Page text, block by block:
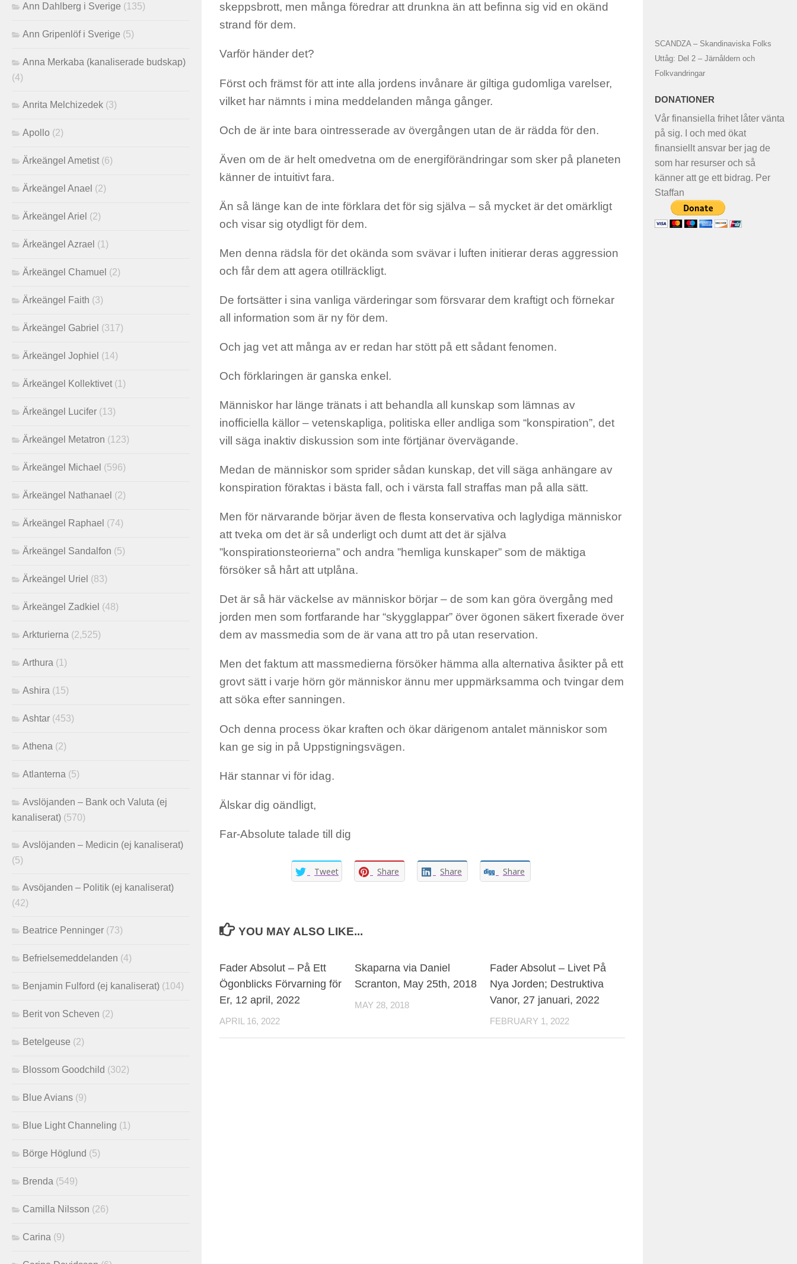
skeppsbrott, men många föredrar att drunkna än att befinna sig vid en okänd
strand för dem.
Varför händer det?
Först och främst för att inte alla jordens invånare är giltiga gudomliga varelser,
vilket har nämnts i mina meddelanden många gånger.
Och de är inte bara ointresserade av övergången utan de är rädda för den.
Även om de är helt omedvetna om de energiförändringar som sker på planeten
känner de intuitivt fara.
Än så länge kan de inte förklara det för sig själva – så mycket är det omärkligt
och visar sig otydligt för dem.
Men denna rädsla för det okända som svävar i luften initierar deras aggression
och får dem att agera otillräckligt.
De fortsätter i sina vanliga värderingar som försvarar dem kraftigt och förnekar
all information som är ny för dem.
Och jag vet att många av er redan har stött på ett sådant fenomen.
Och förklaringen är ganska enkel.
Människor har länge tränats i att behandla all kunskap som lämnas av
inofficiella källor – vetenskapliga, politiska eller andliga som “konspiration”, det
vill säga inaktiv diskussion som inte förtjänar övervägande.
Medan de människor som sprider sådan kunskap, det vill säga anhängare av
konspiration föraktas i bästa fall, och i värsta fall straffas man på alla sätt.
Men för närvarande börjar även de flesta konservativa och laglydiga människor
att tveka om det är så underligt och dumt att det är själva
”konspirationsteorierna” och andra ”hemliga kunskaper” som de mäktiga
försöker så hårt att utplåna.
Det är så här väckelse av människor börjar – de som kan göra övergång med
jorden men som fortfarande har “skygglappar” över ögonen säkert fixerade över
dem av massmedia som de är vana att tro på utan reservation.
Men det faktum att massmedierna försöker hämma alla alternativa åsikter på ett
grovt sätt i varje hörn gör människor ännu mer uppmärksamma och tvingar dem
att söka efter sanningen.
Och denna process ökar kraften och ökar därigenom antalet människor som
kan ge sig in på Uppstigningsvägen.
Här stannar vi för idag.
Älskar dig oändligt,
Far-Absolute talade till dig
Tweet Share Share Share
YOU MAY ALSO LIKE...
Fader Absolut – På Ett
Ögonblicks Förvarning för
Er, 12 april, 2022
APRIL 16, 2022
Skaparna via Daniel
Scranton, May 25th, 2018
MAY 28, 2018
Fader Absolut – Livet På
Nya Jorden; Destruktiva
Vanor, 27 januari, 2022
FEBRUARY 1, 2022
Ann Dahlberg i Sverige (135)
Ann Gripenlöf i Sverige (5)
Anna Merkaba (kanaliserade budskap)
(4)
Anrita Melchizedek (3)
Apollo (2)
Ärkeängel Ametist (6)
Ärkeängel Anael (2)
Ärkeängel Ariel (2)
Ärkeängel Azrael (1)
Ärkeängel Chamuel (2)
Ärkeängel Faith (3)
Ärkeängel Gabriel (317)
Ärkeängel Jophiel (14)
Ärkeängel Kollektivet (1)
Ärkeängel Lucifer (13)
Ärkeängel Metatron (123)
Ärkeängel Michael (596)
Ärkeängel Nathanael (2)
Ärkeängel Raphael (74)
Ärkeängel Sandalfon (5)
Ärkeängel Uriel (83)
Ärkeängel Zadkiel (48)
Arkturierna (2,525)
Arthura (1)
Ashira (15)
Ashtar (453)
Athena (2)
Atlanterna (5)
Avslöjanden – Bank och Valuta (ej
kanaliserat) (570)
Avslöjanden – Medicin (ej kanaliserat)
(5)
Avsöjanden – Politik (ej kanaliserat)
(42)
Beatrice Penninger (73)
Befrielsemeddelanden (4)
Benjamin Fulford (ej kanaliserat) (104)
Berit von Scheven (2)
Betelgeuse (2)
Blossom Goodchild (302)
Blue Avians (9)
Blue Light Channeling (1)
Börge Höglund (5)
Brenda (549)
Camilla Nilsson (26)
Carina (9)
SCANDZA – Skandinaviska Folks
Uttåg: Del 2 – Järnåldern och
Folkvandringar
DONATIONER
Vår finansiella frihet låter vänta
på sig. I och med ökat
finansiellt ansvar ber jag de
som har resurser och så
känner att ge ett bidrag. Per
Staffan